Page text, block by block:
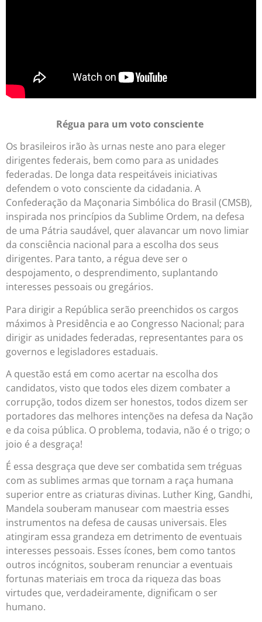
Régua para um voto consciente
Os brasileiros irão às urnas neste ano para eleger
dirigentes federais, bem como para as unidades
federadas. De longa data respeitáveis iniciativas
defendem o voto consciente da cidadania. A
Confederação da Maçonaria Simbólica do Brasil (CMSB),
inspirada nos princípios da Sublime Ordem, na defesa
de uma Pátria saudável, quer alavancar um novo limiar
da consciência nacional para a escolha dos seus
dirigentes. Para tanto, a régua deve ser o
despojamento, o desprendimento, suplantando
interesses pessoais ou gregários.
Para dirigir a República serão preenchidos os cargos
máximos à Presidência e ao Congresso Nacional; para
dirigir as unidades federadas, representantes para os
governos e legisladores estaduais.
A questão está em como acertar na escolha dos
candidatos, visto que todos eles dizem combater a
corrupção, todos dizem ser honestos, todos dizem ser
portadores das melhores intenções na defesa da Nação
e da coisa pública. O problema, todavia, não é o trigo; o
joio é a desgraça!
É essa desgraça que deve ser combatida sem tréguas
com as sublimes armas que tornam a raça humana
superior entre as criaturas divinas. Luther King, Gandhi,
Mandela souberam manusear com maestria esses
instrumentos na defesa de causas universais. Eles
atingiram essa grandeza em detrimento de eventuais
interesses pessoais. Esses ícones, bem como tantos
outros incógnitos, souberam renunciar a eventuais
fortunas materiais em troca da riqueza das boas
virtudes que, verdadeiramente, dignificam o ser
humano.